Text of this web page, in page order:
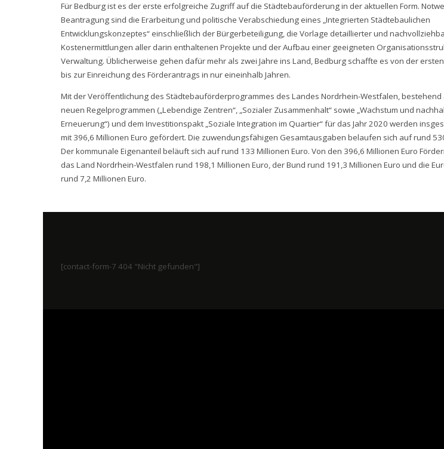
Für Bedburg ist es der erste erfolgreiche Zugriff auf die Städtebauförderung in der aktuellen Form.
Beantragung sind die Erarbeitung und politische Verabschiedung eines „Integrierten Städtebaulichen
Entwicklungskonzeptes“ einschließlich der Bürgerbeteiligung, die Vorlage detaillierter und
Kostenermittlungen aller darin enthaltenen Projekte und der Aufbau einer geeigneten
Verwaltung. Üblicherweise gehen dafür mehr als zwei Jahre ins Land, Bedburg schaffte es von der
bis zur Einreichung des Förderantrags in nur eineinhalb Jahren.
Mit der Veröffentlichung des Städtebauförderprogrammes des Landes Nordrhein-Westfalen, bestehend
neuen Regelprogrammen („Lebendige Zentren“, „Sozialer Zusammenhalt“ sowie „Wachstum und
Erneuerung“) und dem Investitionspakt „Soziale Integration im Quartier“ für das Jahr 2020 werden
mit 396,6 Millionen Euro gefördert. Die zuwendungsfähigen Gesamtausgaben belaufen sich auf rund
Der kommunale Eigenanteil beläuft sich auf rund 133 Millionen Euro. Von den 396,6 Millionen Euro
das Land Nordrhein-Westfalen rund 198,1 Millionen Euro, der Bund rund 191,3 Millionen Euro und die
rund 7,2 Millionen Euro.
[contact-form-7 404 "Nicht gefunden"]